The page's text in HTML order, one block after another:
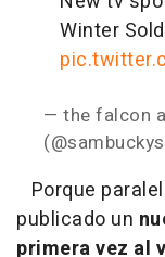
Winter
— the falcon
Porque
publicado un
primera vez al